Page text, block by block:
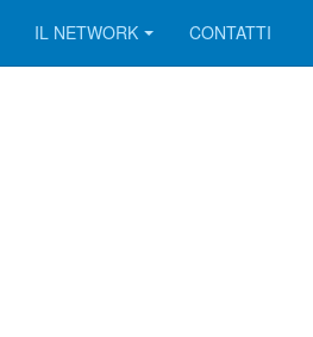
IL NETWORK CONTATTI